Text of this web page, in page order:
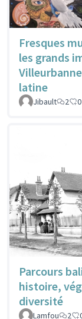
Fresques
les grands
latine
Jibault 2 0
Parcours
histoire,
diversité
Lamfou 2